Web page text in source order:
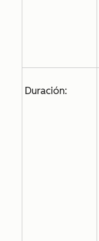
Duración: